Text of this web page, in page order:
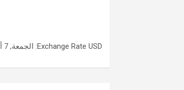
Exchange Rate USD : الجمعة, 7 أغسطس.